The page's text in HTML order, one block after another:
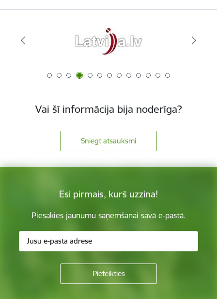
Vai šī informācija bija noderīga?
Sniegt atsauksmi
Esi pirmais, kurš uzzina!
Piesakies jaunumu saņemšanai savā e-pastā.